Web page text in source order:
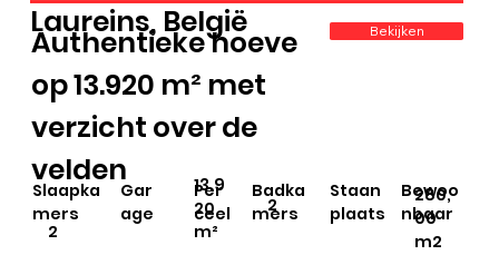
Laureins, België
Authentieke hoeve
op 13.920 m² met
verzicht over de
velden
Bewoo
nbaar
Staan
plaats
Badka
mers
Per
ceel
Gar
age
Slaapka
mers
280,
00
m2
2
13.9
20
m²
2
Bekijken